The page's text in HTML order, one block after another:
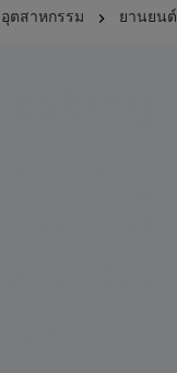
อุตสาหกรรม ยานยนต์